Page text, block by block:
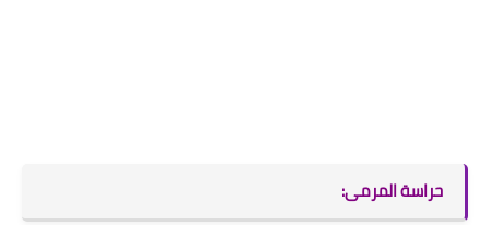
حراسة المرمى: